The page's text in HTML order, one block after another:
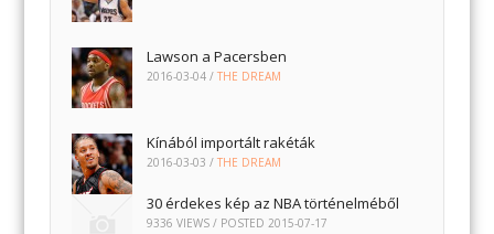
Lawson a Pacersben
2016-03-04 /THE DREAM
Kínából importált rakéták
2016-03-03 /THE DREAM
30 érdekes kép az NBA történelméből
9336 VIEWS / POSTED 2015-07-17